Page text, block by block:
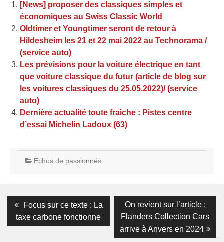
[News] proposer des classiques simples et
économiques au Swiss Classic World
Oldtimer et Youngtimer seront de retour à
Hildesheim les 21 et 22 mai 2022 au Technorama /
(service auto)
Les prévisions pour la voiture électrique en tant
que voiture classique du futur (article de blog sur
les voitures classiques du 25.05.2022)/ (service
auto)
Dernière actualité toute fraiche : Pistes centre
d’essai Michelin Ladoux (63)
Echos de passionnés
Navigation
de
Previous
post:
Focus sur ce texte : La
taxe carbone fonctionne
Next
post:
On revient sur l’article :
Flanders Collection Cars
arrive à Anvers en 2024